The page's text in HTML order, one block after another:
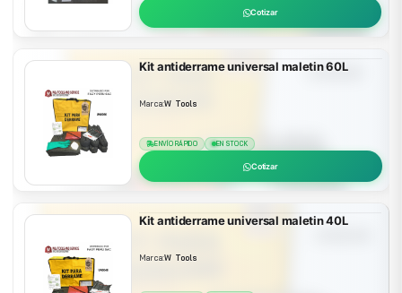
Cotizar
Kit antiderrame universal maletin 60L
Marca:W Tools
ENVÍO RÁPIDO EN STOCK
Cotizar
Kit antiderrame universal maletin 40L
Marca:W Tools